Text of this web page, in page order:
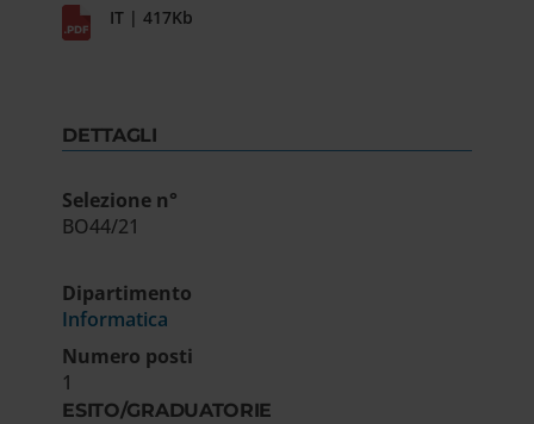
IT | 417Kb
DETTAGLI
Selezione n°
BO44/21
Dipartimento
Informatica
Numero posti
1
ESITO/GRADUATORIE